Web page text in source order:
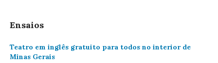
Ensaios
Teatro em inglês gratuito para todos no interior de
Minas Gerais